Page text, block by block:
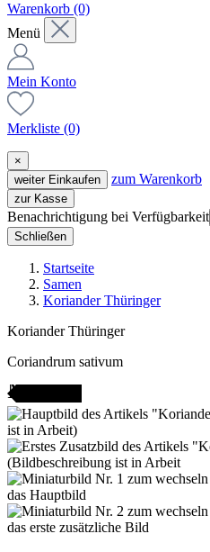
Warenkorb (0)
Menü
Mein Konto
Merkliste (0)
×
weiter Einkaufen
zum Warenkorb
zur Kasse
Benachrichtigung bei Verfügbarkeit
Schließen
Startseite
Samen
Koriander Thüringer
Koriander Thüringer
Coriandrum sativum